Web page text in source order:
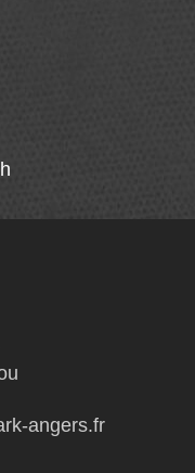
angers.fr